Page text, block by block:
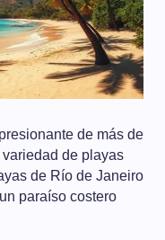
de más de
de playas
de Río de Janeiro
paraíso costero